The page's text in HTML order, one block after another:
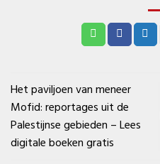
Het paviljoen van meneer
Mofid: reportages uit de
Palestijnse gebieden – Lees
digitale boeken gratis